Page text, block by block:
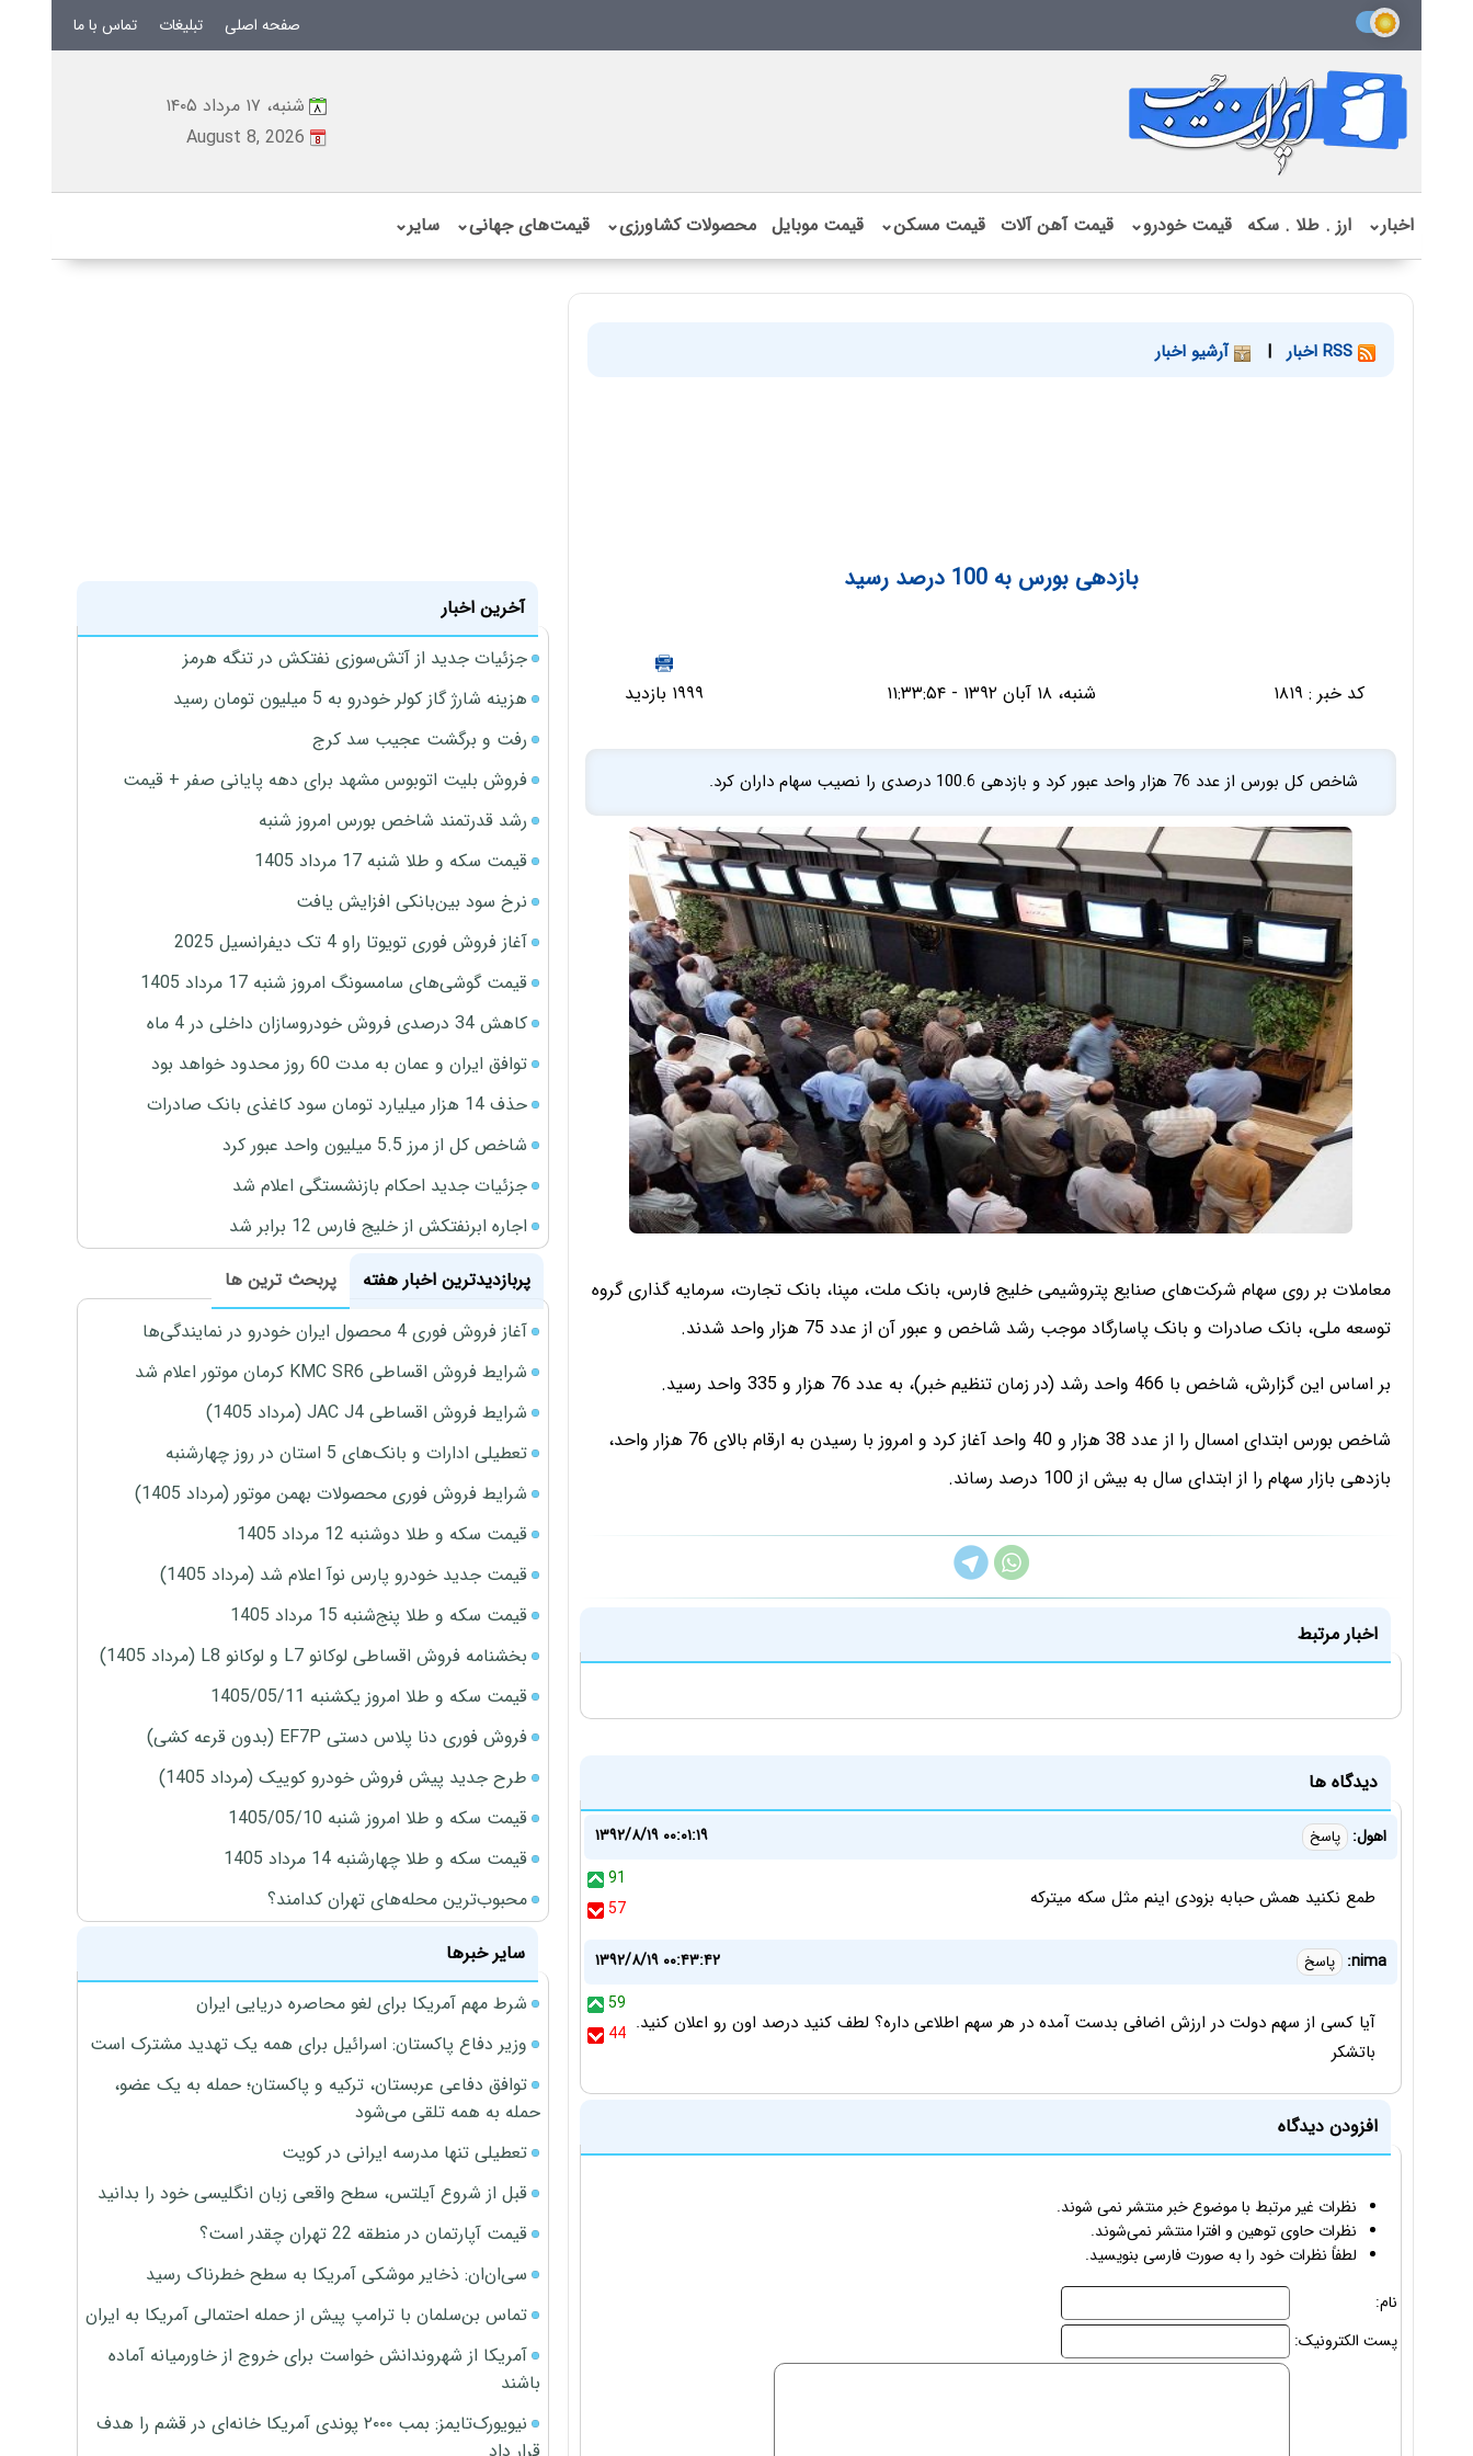
صفحه اصلی تبلیغات تماس با ما
شنبه، ۱۷ مرداد ۱۴۰۵
August 8, 2026
اخبار⌄ ارز . طلا . سکه قیمت خودرو⌄ قیمت آهن آلات قیمت مسکن⌄ قیمت موبایل محصولات کشاورزی⌄ قیمت‌های جهانی⌄ سایر⌄
| آرشیو اخبار
بازدهی بورس به 100 درصد رسید
کد خبر : ۱۸۱۹ شنبه، ۱۸ آبان ۱۳۹۲ - ۱۱:۳۳:۵۴ ۱۹۹۹ بازدید
شاخص کل بورس از عدد 76 هزار واحد عبور کرد و بازدهی 100.6 درصدی را نصیب سهام داران کرد.
معاملات بر روی سهام شرکت‌های صنایع پتروشیمی خلیج فارس، بانک ملت، مپنا، بانک تجارت، سرمایه گذاری گروه
توسعه ملی، بانک صادرات و بانک پاسارگاد موجب رشد شاخص و عبور آن از عدد 75 هزار واحد شدند.
بر اساس این گزارش، شاخص با 466 واحد رشد (در زمان تنظیم خبر)، به عدد 76 هزار و 335 واحد رسید.
شاخص بورس ابتدای امسال را از عدد 38 هزار و 40 واحد آغاز کرد و امروز با رسیدن به ارقام بالای 76 هزار واحد،
بازدهی بازار سهام را از ابتدای سال به بیش از 100 درصد رساند.
اخبار مرتبط
دیدگاه ها
اهول: پاسخ
۱۳۹۲/۸/۱۹ ۰۰:۰۱:۱۹
91
57
طمع نکنید همش حبابه بزودی اینم مثل سکه میترکه
nima: پاسخ
۱۳۹۲/۸/۱۹ ۰۰:۴۳:۴۲
59
44 آیا کسی از سهم دولت در ارزش اضافی بدست آمده در هر سهم اطلاعی داره؟ لطف کنید درصد اون رو اعلان کنید.
باتشکر
افزودن دیدگاه
نظرات غیر مرتبط با موضوع خبر منتشر نمی شوند.
نظرات حاوی توهین و افترا منتشر نمی‌شوند.
لطفاً نظرات خود را به صورت فارسی بنویسید.
نام:
پست الکترونیک:
آخرین اخبار
جزئیات جدید از آتش‌سوزی نفتکش در تنگه هرمز
هزینه شارژ گاز کولر خودرو به 5 میلیون تومان رسید
رفت و برگشت عجیب سد کرج
فروش بلیت اتوبوس مشهد برای دهه پایانی صفر + قیمت
رشد قدرتمند شاخص بورس امروز شنبه
قیمت سکه و طلا شنبه 17 مرداد 1405
نرخ سود بین‌بانکی افزایش یافت
آغاز فروش فوری تویوتا راو 4 تک دیفرانسیل 2025
قیمت گوشی‌های سامسونگ امروز شنبه 17 مرداد 1405
کاهش 34 درصدی فروش خودروسازان داخلی در 4 ماه
توافق ایران و عمان به مدت 60 روز محدود خواهد بود
حذف 14 هزار میلیارد تومان سود کاغذی بانک صادرات
شاخص کل از مرز 5.5 میلیون واحد عبور کرد
جزئیات جدید احکام بازنشستگی اعلام شد
اجاره ابرنفتکش از خلیج فارس 12 برابر شد
پربازدیدترین اخبار هفته
پربحث ترین ها
آغاز فروش فوری 4 محصول ایران خودرو در نمایندگی‌ها
شرایط فروش اقساطی KMC SR6 کرمان موتور اعلام شد
شرایط فروش اقساطی JAC J4 (مرداد 1405)
تعطیلی ادارات و بانک‌های 5 استان در روز چهارشنبه
شرایط فروش فوری محصولات بهمن موتور (مرداد 1405)
قیمت سکه و طلا دوشنبه 12 مرداد 1405
قیمت جدید خودرو پارس نوآ اعلام شد (مرداد 1405)
قیمت سکه و طلا پنج‌شنبه 15 مرداد 1405
بخشنامه فروش اقساطی لوکانو L7 و لوکانو L8 (مرداد 1405)
قیمت سکه و طلا امروز یکشنبه 1405/05/11
فروش فوری دنا پلاس دستی EF7P (بدون قرعه کشی)
طرح جدید پیش فروش خودرو کوییک (مرداد 1405)
قیمت سکه و طلا امروز شنبه 1405/05/10
قیمت سکه و طلا چهارشنبه 14 مرداد 1405
محبوب‌ترین محله‌های تهران کدامند؟
سایر خبرها
شرط مهم آمریکا برای لغو محاصره دریایی ایران
وزیر دفاع پاکستان: اسرائیل برای همه یک تهدید مشترک است
توافق دفاعی عربستان، ترکیه و پاکستان؛ حمله به یک عضو،
حمله به همه تلقی می‌شود
تعطیلی تنها مدرسه ایرانی در کویت
قبل از شروع آیلتس، سطح واقعی زبان انگلیسی خود را بدانید
قیمت آپارتمان در منطقه 22 تهران چقدر است؟
سی‌ان‌ان: ذخایر موشکی آمریکا به سطح خطرناک رسید
تماس بن‌سلمان با ترامپ پیش از حمله احتمالی آمریکا به ایران
آمریکا از شهروندانش خواست برای خروج از خاورمیانه آماده
باشند
نیویورک‌تایمز: بمب ۲۰۰۰ پوندی آمریکا خانه‌ای در قشم را هدف